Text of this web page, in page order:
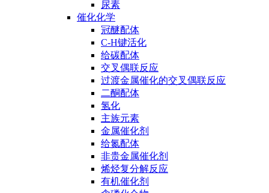
尿素
催化化学
冠醚配体
C-H键活化
给碳配体
交叉偶联反应
过渡金属催化的交叉偶联反应
二酮配体
氢化
主族元素
金属催化剂
给氮配体
非贵金属催化剂
烯烃复分解反应
有机催化剂